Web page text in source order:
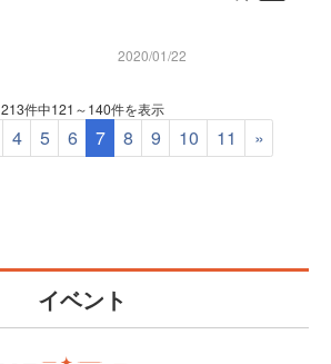
2020/01/22
213件中121～140件を表示
4 5 6 7 8 9 10 11 »
イベント